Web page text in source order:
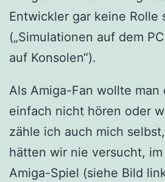
Entwickler gar keine Rolle
(„Simulationen auf dem
auf Konsolen“).
Als Amiga-Fan wollte man
einfach nicht hören oder
zähle ich auch mich
hätten wir nie versucht,
Amiga-Spiel (siehe Bild